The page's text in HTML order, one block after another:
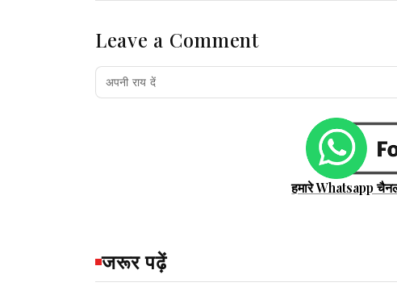
Leave a Comment
हमारे Whatsapp
जरूर पढ़ें